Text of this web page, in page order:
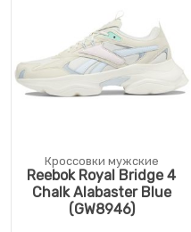
Кроссовки мужские
Reebok Royal Bridge 4
Chalk Alabaster Blue
(GW8946)